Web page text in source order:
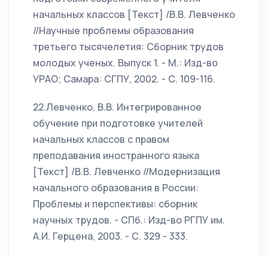
начальных классов [Текст] /В.В. Левченко
//Научные проблемы образования
третьего тысячелетия: Сборник трудов
молодых ученых. Выпуск 1. - М.: Изд-во
УРАО; Самара: СГПУ, 2002. - С. 109-116.
22.Левченко, В.В. Интегрированное
обучение при подготовке учителей
начальных классов с правом
преподавания иностранного языка
[Текст] /В.В. Левченко //Модернизация
начального образования в России:
Проблемы и перспективы: сборник
научных трудов. - СПб.: Изд-во РГПУ им.
А.И. Герцена, 2003. - С. 329 - 333.